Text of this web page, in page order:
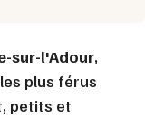
sur-l'Adour,
plus férus
petits et